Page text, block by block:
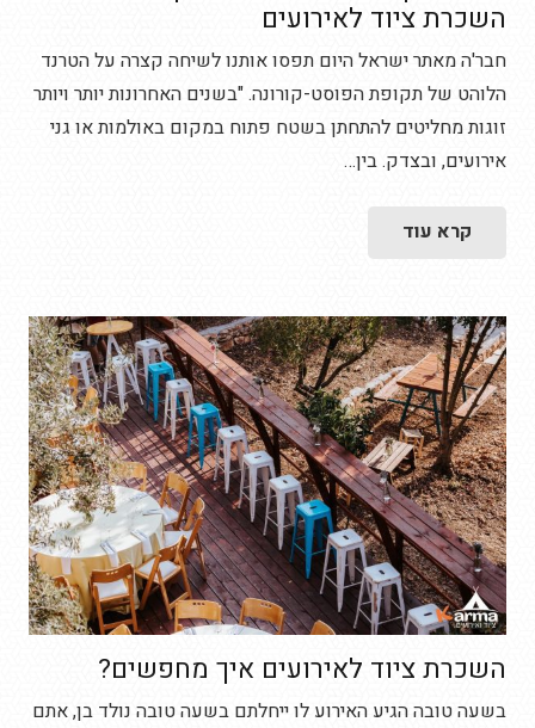
השכרת ציוד לאירועים
חבר'ה מאתר ישראל היום תפסו אותנו לשיחה קצרה על הטרנד
הלוהט של תקופת הפוסט-קורונה. "בשנים האחרונות יותר ויותר
זוגות מחליטים להתחתן בשטח פתוח במקום באולמות או גני
אירועים, ובצדק. בין…
קרא עוד
השכרת ציוד לאירועים איך מחפשים?
בשעה טובה הגיע האירוע לו ייחלתם בשעה טובה נולד בן, אתם